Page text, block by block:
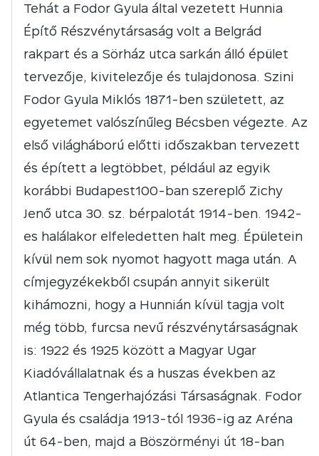
Tehát a Fodor Gyula által vezetett Hunnia
Építő Részvénytársaság volt a Belgrád
rakpart és a Sörház utca sarkán álló épület
tervezője, kivitelezője és tulajdonosa. Szini
Fodor Gyula Miklós 1871-ben született, az
egyetemet valószínűleg Bécsben végezte. Az
első világháború előtti időszakban tervezett
és épített a legtöbbet, például az egyik
korábbi Budapest100-ban szereplő Zichy
Jenő utca 30. sz. bérpalotát 1914-ben. 1942-
es halálakor elfeledetten halt meg. Épületein
kívül nem sok nyomot hagyott maga után. A
címjegyzékekből csupán annyit sikerült
kihámozni, hogy a Hunnián kívül tagja volt
még több, furcsa nevű részvénytársaságnak
is: 1922 és 1925 között a Magyar Ugar
Kiadóvállalatnak és a huszas években az
Atlantica Tengerhajózási Társaságnak. Fodor
Gyula és családja 1913-tól 1936-ig az Aréna
út 64-ben, majd a Böszörményi út 18-ban